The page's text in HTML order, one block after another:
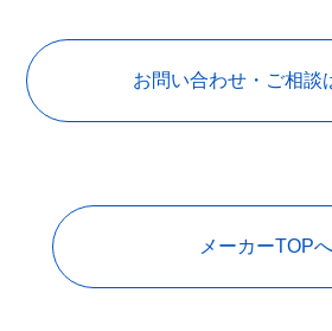
お問い合わせ・ご相談
メーカーTOPへ